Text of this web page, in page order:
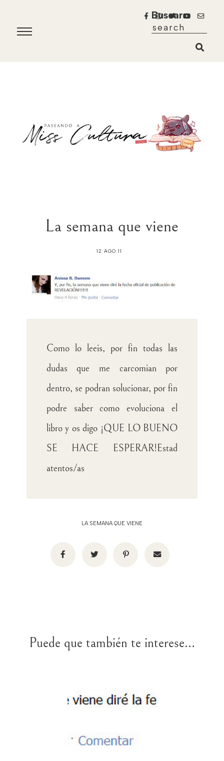
Buscar
La semana que viene
12 AGO 11
Como lo leeis, por fin todas las
dudas que me carcomian por
dentro, se podran solucionar, por fin
podre saber como evoluciona el
libro y os digo ¡QUE LO BUENO
SE HACE ESPERAR!Estad
atentos/as
LA SEMANA QUE VIENE
Puede que también te interese...